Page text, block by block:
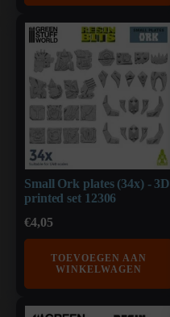
Small Ork plates (34x) - 3D
printed set 12306
€4,05
TOEVOEGEN AAN
WINKELWAGEN